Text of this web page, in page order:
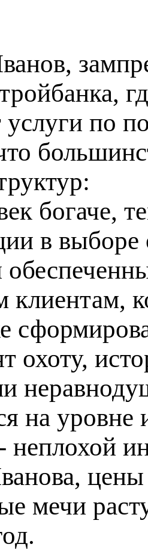
услуги по
богаче,
в
клиентам,
охоту,
на
неплохой
мечи